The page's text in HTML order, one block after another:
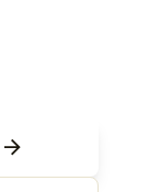
arrow_forward